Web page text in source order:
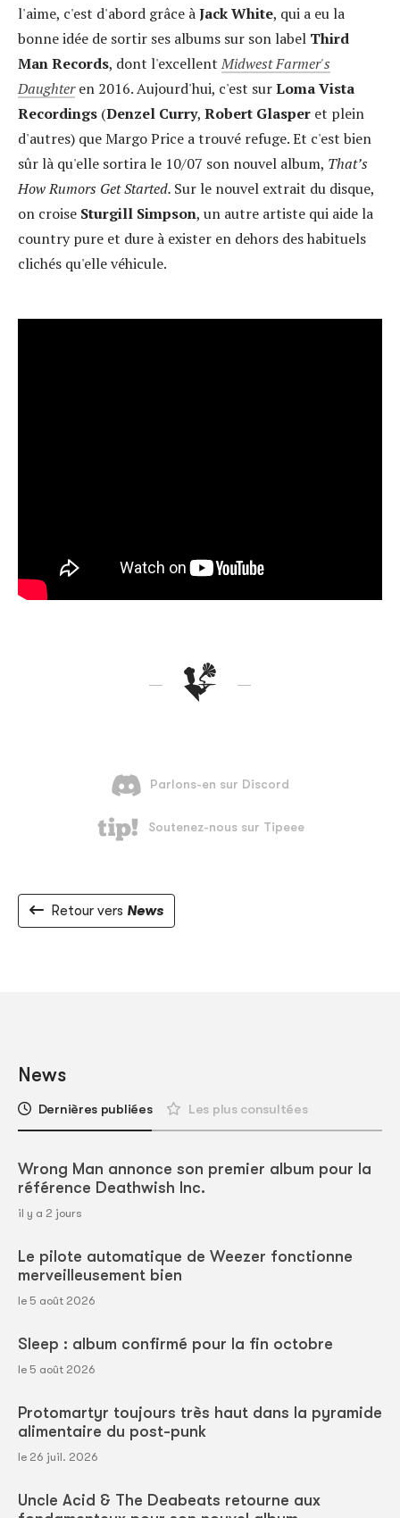
l'aime, c'est d'abord grâce àJack White, qui a eu la
bonne idée de sortir ses albums sur son label Third
Man Records, dont l'excellentMidwest Farmer's
Daughteren 2016. Aujourd'hui, c'est surLoma Vista
Recordings (Denzel Curry, Robert Glasper et plein
d'autres) que Margo Price a trouvé refuge. Et c'est bien
sûr là qu'elle sortira le 10/07 son nouvel album, That’s
How Rumors Get Started. Sur le nouvel extrait du disque,
on croise Sturgill Simpson, un autre artiste qui aide la
country pure et dure à exister en dehors des habituels
clichés qu'elle véhicule.
Retour vers News
News
Dernières publiées Les plus consultées
Wrong Man annonce son premier album pour la
référence Deathwish Inc.
il y a 2 jours
Le pilote automatique de Weezer fonctionne
merveilleusement bien
le 5 août 2026
Sleep : album confirmé pour la fin octobre
le 5 août 2026
Protomartyr toujours très haut dans la pyramide
alimentaire du post-punk
le 26 juil. 2026
Uncle Acid & The Deabeats retourne aux